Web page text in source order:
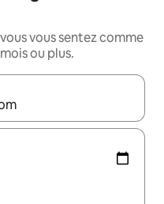
vous sentez comme
ou plus.
utilisez les flèches vers le